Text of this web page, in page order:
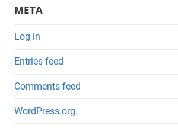
META
Log in
Entries feed
Comments feed
WordPress.org